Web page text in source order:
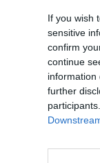
If you wish
sensitive
confirm
continue
information
further
logoaan.